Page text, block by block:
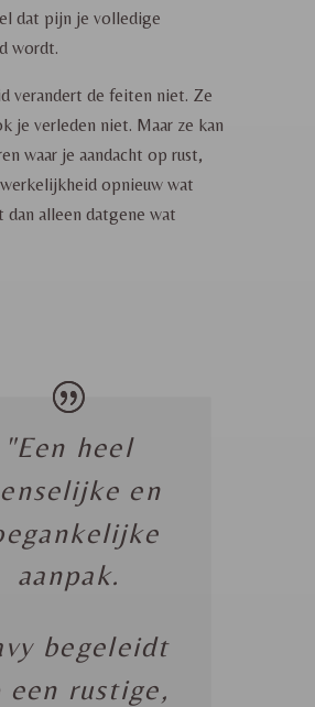
dat pijn je volledige
wordt.
verandert de feiten niet. Ze
je verleden niet. Maar ze kan
waar je aandacht op rust,
opnieuw wat
dan alleen datgene wat
"Een heel
en
aanpak.
begeleidt
een rustige,